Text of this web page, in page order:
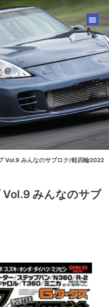
Vol.9 みんなのサブロク/軽四輪2022
Vol.9 みんなのサブ